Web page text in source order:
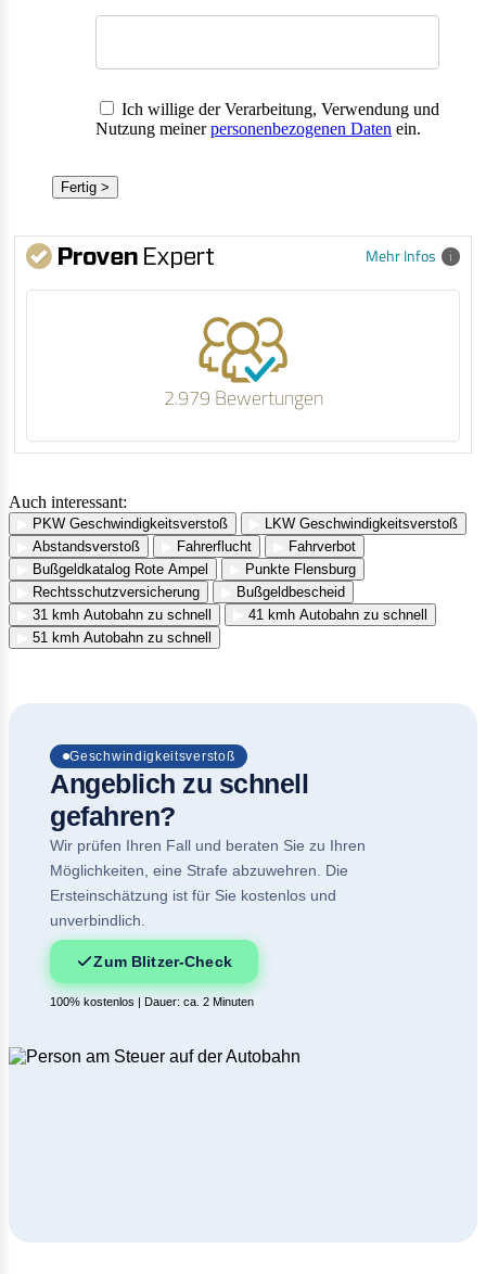
Ich willige der Verarbeitung, Verwendung und
Nutzung meinerpersonenbezogenen Daten ein.
Fertig >
Mehr Infos
2.979 Bewertungen
Auch interessant:
PKW Geschwindigkeitsverstoß
LKW Geschwindigkeitsverstoß
Abstandsverstoß Fahrerflucht
Fahrverbot
Bußgeldkatalog Rote Ampel
Punkte Flensburg
Rechtsschutzversicherung
Bußgeldbescheid
31 kmh Autobahn zu schnell
41 kmh Autobahn zu schnell
51 kmh Autobahn zu schnell
Geschwindigkeitsverstoß
Angeblich zu schnell
gefahren?
Wir prüfen Ihren Fall und beraten Sie zu Ihren
Möglichkeiten, eine Strafe abzuwehren. Die
Ersteinschätzung ist für Sie kostenlos und
unverbindlich.
Zum Blitzer-Check
100% kostenlos | Dauer: ca. 2 Minuten